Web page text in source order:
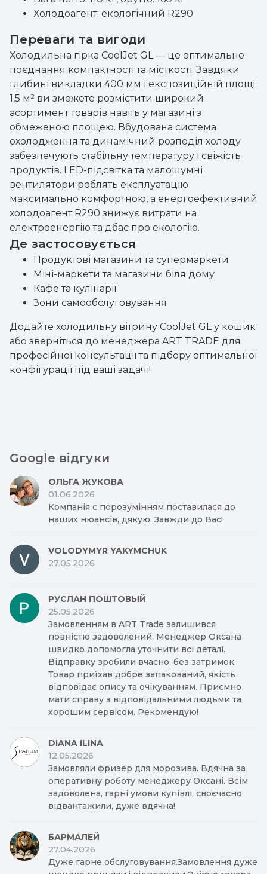
Холодоагент: екологічний R290
Переваги та вигоди
Холодильна гірка CoolJet GL — це оптимальне
поєднання компактності та місткості. Завдяки
глибині викладки 400 мм і експозиційній площі
1,5 м² ви зможете розмістити широкий
асортимент товарів навіть у магазині з
обмеженою площею. Вбудована система
охолодження та динамічний розподіл холоду
забезпечують стабільну температуру і свіжість
продуктів. LED-підсвітка та малошумні
вентилятори роблять експлуатацію
максимально комфортною, а енергоефективний
холодоагент R290 знижує витрати на
електроенергію та дбає про екологію.
Де застосовується
Продуктові магазини та супермаркети
Міні-маркети та магазини біля дому
Кафе та кулінарії
Зони самообслуговування
Додайте холодильну вітрину CoolJet GL у кошик
або зверніться до менеджера ART TRADE для
професійної консультації та підбору оптимальної
конфігурації під ваші задачі!
Google відгуки
ОЛЬГА ЖУКОВА
01.06.2026
Компанія с порозумінням поставилася до
наших нюансів, дякую. Завжди до Вас!
VOLODYMYR YAKYMCHUK
27.05.2026
РУСЛАН ПОШТОВЫЙ
25.05.2026
Замовленням в ART Trade залишився
повністю задоволений. Менеджер Оксана
швидко допомогла уточнити всі деталі.
Відправку зробили вчасно, без затримок.
Товар приїхав добре запакований, якість
відповідає опису та очікуванням. Приємно
мати справу з відповідальними людьми та
хорошим сервісом. Рекомендую!
DIANA ILINA
12.05.2026
Замовляли фризер для морозива. Вдячна за
оперативну роботу менеджеру Оксані. Всім
задоволена, гарні умови купівлі, своєчасно
відвантажили, дуже вдячна!
БАРМАЛЕЙ
27.04.2026
Дуже гарне обслуговування.Замовлення дуже